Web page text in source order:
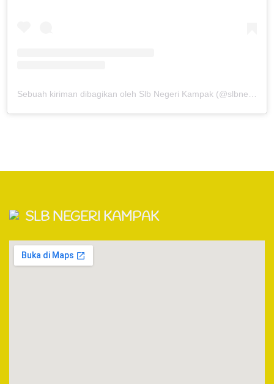
Sebuah kiriman dibagikan oleh Slb Negeri Kampak (@slbnegerikampak)
SLB NEGERI KAMPAK